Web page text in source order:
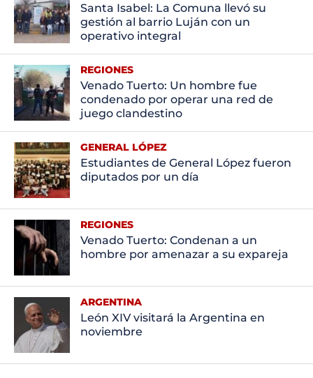
Santa Isabel: La Comuna llevó su
gestión al barrio Luján con un
operativo integral
REGIONES
Venado Tuerto: Un hombre fue
condenado por operar una red de
juego clandestino
GENERAL LÓPEZ
Estudiantes de General López fueron
diputados por un día
REGIONES
Venado Tuerto: Condenan a un
hombre por amenazar a su expareja
ARGENTINA
León XIV visitará la Argentina en
noviembre